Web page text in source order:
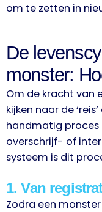
om te zetten in
De
monster:
Om de kracht van
kijken naar de
handmatig proces
overschrijf- of
systeem is dit
1. Van
Zodra een